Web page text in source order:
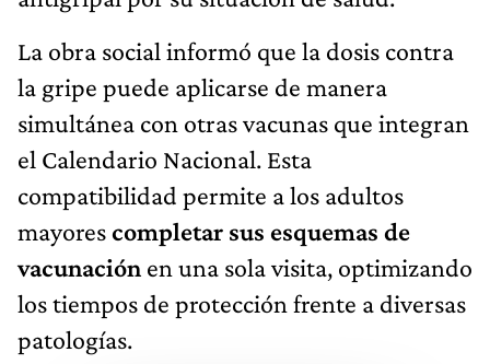
La obra social informó que la dosis contra
la gripe puede aplicarse de manera
simultánea con otras vacunas que integran
el Calendario Nacional. Esta
compatibilidad permite a los adultos
mayorescompletar sus esquemas de
vacunación en una sola visita, optimizando
los tiempos de protección frente a diversas
patologías.